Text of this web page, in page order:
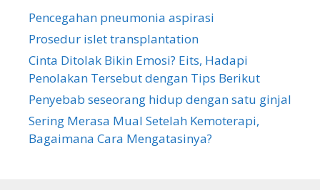
k
Pencegahan pneumonia aspirasi
Prosedur islet transplantation
Cinta Ditolak Bikin Emosi? Eits, Hadapi
Penolakan Tersebut dengan Tips Berikut
Penyebab seseorang hidup dengan satu ginjal
Sering Merasa Mual Setelah Kemoterapi,
Bagaimana Cara Mengatasinya?